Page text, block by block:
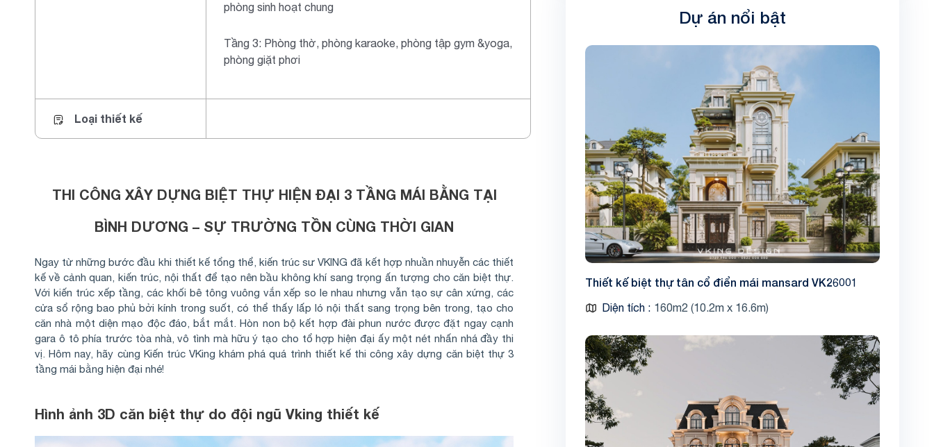
phòng sinh hoạt chung
Tầng 3: Phòng thờ, phòng karaoke, phòng tập gym &yoga,
phòng giặt phơi
Loại thiết kế
THI CÔNG XÂY DỰNG BIỆT THỰ HIỆN ĐẠI 3 TẦNG MÁI BẰNG TẠI
BÌNH DƯƠNG – SỰ TRƯỜNG TỒN CÙNG THỜI GIAN
Ngay từ những bước đầu khi thiết kế tổng thể, kiến trúc sư VKING đã kết hợp nhuần nhuyễn các thiết
kế về cảnh quan, kiến trúc, nội thất để tạo nên bầu không khí sang trọng ấn tượng cho căn biệt thự.
Với kiến trúc xếp tầng, các khối bê tông vuông vắn xếp so le nhau nhưng vẫn tạo sự cân xứng, các
cửa sổ rộng bao phủ bởi kính trong suốt, có thể thấy lấp ló nội thất sang trọng bên trong, tạo cho
căn nhà một diện mạo độc đáo, bắt mắt. Hòn non bộ kết hợp đài phun nước được đặt ngay cạnh
gara ô tô phía trước tòa nhà, vô tình mà hữu ý tạo cho tổ hợp hiện đại ấy một nét nhấn nhá đầy thi
vị. Hôm nay, hãy cùng Kiến trúc VKing khám phá quá trình thiết kế thi công xây dựng căn biệt thự 3
tầng mái bằng hiện đại nhé!
Hình ảnh 3D căn biệt thự do đội ngũ Vking thiết kế
Dự án nổi bật
Thiết kế biệt thự tân cổ điển mái mansard VK26001
Diện tích 160m2 (10.2m x 16.6m)